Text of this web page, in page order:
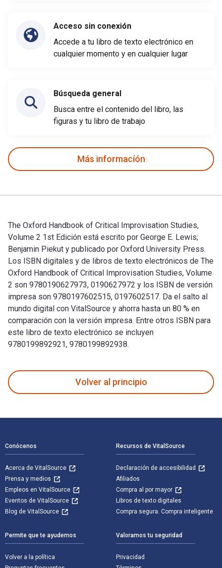
Acceso sin conexión
Accede a tu libro de texto electrónico en
cualquier momento y en cualquier lugar
Búsqueda general
Busca entre el contenido del libro, las
figuras y tu libro de trabajo
Más informacíón
The Oxford Handbook of Critical Improvisation Studies,
Volume 2 1st Edición está escrito por George E. Lewis;
Benjamin Piekut y publicado por Oxford University Press.
Los ISBN digitales y de libros de texto electrónicos de The
Oxford Handbook of Critical Improvisation Studies, Volume
2 son 9780190627973, 0190627972 y los ISBN de versión
impresa son 9780197602515, 0197602517. Da el salto al
mundo digital con VitalSource y ahorra hasta un 80 % en
comparación con la versión impresa. Entre otros ISBN para
este libro de texto electrónico se incluyen
9780199892921, 9780199892938.
Volver al principio
Conócenos
Acerca de VitalSource
Prensa y medios
Empleos en VitalSource
Eventos de VitalSource
Blog de VitalSource
Recursos de VitalSource
Declaración de accesibilidad
Afiliados
Compra al por mayor
Libros de texto digitales
Compra segura. Compra inteligente
Permite que te ayudemos
Volver a la política
Valoramos tu seguridad
Privacidad